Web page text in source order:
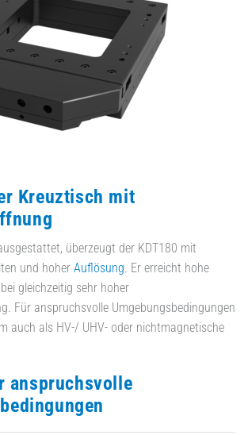
Kreuztisch mit
überzeugt der KDT180 mit
und hoher Auflösung . Er erreicht hohe
gleichzeitig sehr hoher
Für anspruchsvolle Umgebungsbedingungen
auch als HV-/ UHV- oder nichtmagnetische
anspruchsvolle